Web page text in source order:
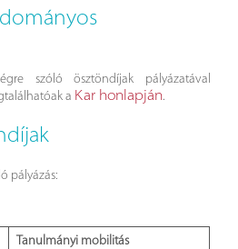
szóló ösztöndíjak pályázatával
a Kar honlapján.
pályázás:
Tanulmányi mobilitás